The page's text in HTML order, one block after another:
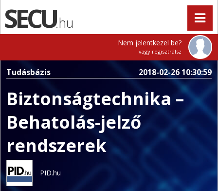
.hu
Nem jelentkezel be?
vagy regisztrálsz
Tudásbázis 2018-02-26 10:30:59
Biztonságtechnika –
Behatolás-jelző
rendszerek
PID.hu